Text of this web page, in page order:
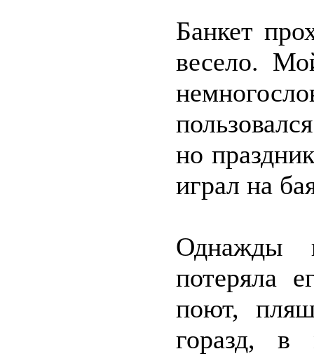
Банкет
весело.
но
играл на
Однажды
потеряла
поют,
горазд, в